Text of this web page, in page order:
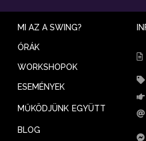
MI AZ A SWING?
ÓRÁK
WORKSHOPOK
ESEMÉNYEK
MŰKÖDJÜNK EGYÜTT
BLOG